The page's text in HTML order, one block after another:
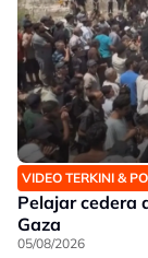
VIDEO TERKINI &
Pelajar cedera
Gaza
05/08/2026